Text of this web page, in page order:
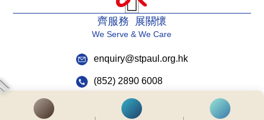
齊服務 展關懷
We Serve & We Care
enquiry@stpaul.org.hk
(852) 2890 6008
銅鑼灣東院道2號